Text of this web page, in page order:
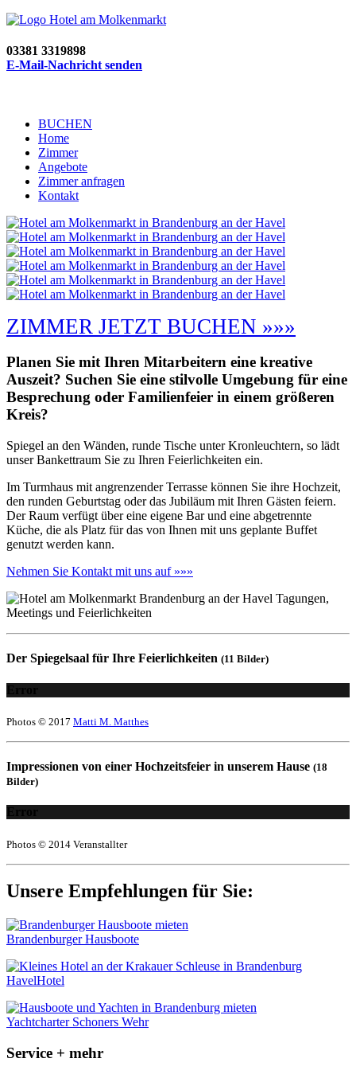
03381 3319898
E-Mail-Nachricht senden
BUCHEN
Home
Zimmer
Angebote
Zimmer anfragen
Kontakt
ZIMMER JETZT BUCHEN »»»
Planen Sie mit Ihren Mitarbeitern eine kreative
Auszeit? Suchen Sie eine stilvolle Umgebung für eine
Besprechung oder Familienfeier in einem größeren
Kreis?
Spiegel an den Wänden, runde Tische unter Kronleuchtern, so lädt
unser Bankettraum Sie zu Ihren Feierlichkeiten ein.
Im Turmhaus mit angrenzender Terrasse können Sie ihre Hochzeit,
den runden Geburtstag oder das Jubiläum mit Ihren Gästen feiern.
Der Raum verfügt über eine eigene Bar und eine abgetrennte
Küche, die als Platz für das von Ihnen mit uns geplante Buffet
genutzt werden kann.
Nehmen Sie Kontakt mit uns auf »»»
Der Spiegelsaal für Ihre Feierlichkeiten (11 Bilder)
Error
Photos © 2017 Matti M. Matthes
Impressionen von einer Hochzeitsfeier in unserem Hause (18
Bilder)
Error
Photos © 2014 Veranstallter
Unsere Empfehlungen für Sie:
Brandenburger Hausboote
HavelHotel
Yachtcharter Schoners Wehr
Service + mehr